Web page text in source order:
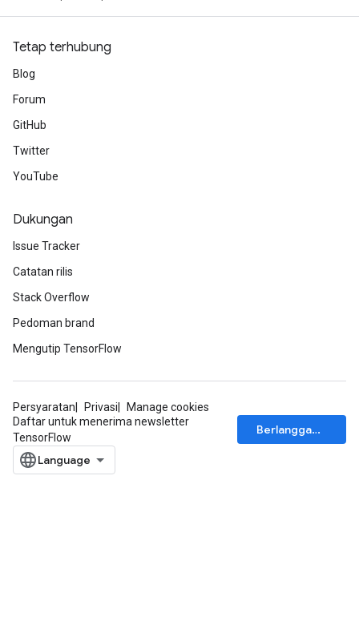
Tetap terhubung
Blog
Forum
GitHub
Twitter
YouTube
Dukungan
Issue Tracker
Catatan rilis
Stack Overflow
Pedoman brand
Mengutip TensorFlow
Persyaratan Privasi
Manage cookies
Daftar untuk menerima newsletter
TensorFlow
Berlangganan